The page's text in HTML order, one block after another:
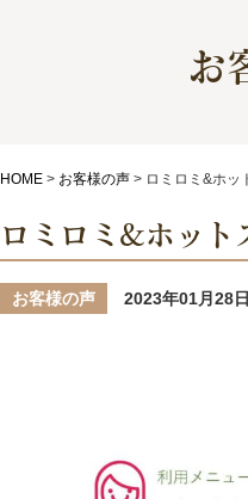
お
HOME > お客様の声 > ロミロミ&ホッ
ロミロミ&ホット
お客様の声 2023年01月28日